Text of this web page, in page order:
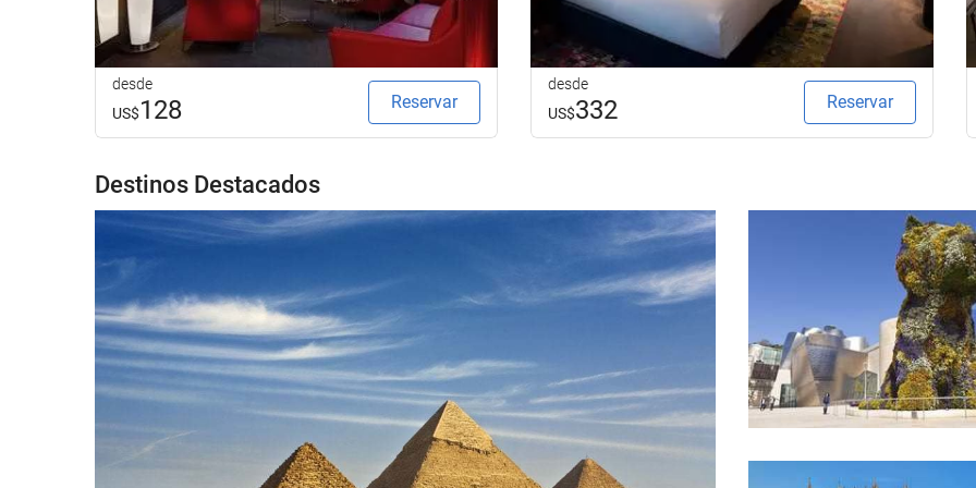
desde
US$128 Reservar
desde
US$332 Reservar
Destinos Destacados